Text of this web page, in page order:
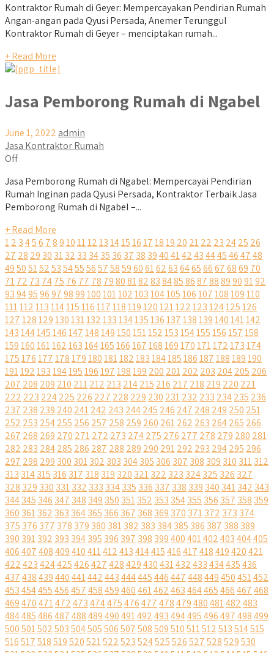
Kontraktor Rumah di Geyer: Mempercayakan Pendirian Rumah
Angan-angan pada Qyusi Persada, Anemer Terunggul
Kontraktor Rumah di Geyer – menciptakan rumah...
+ Read More
Jasa Pemborong Rumah di Ngabel
June 1, 2022 admin
Jasa Kontraktor Rumah
Off
Jasa Pemborong Rumah di Ngabel: Mempercayai Pendirian
Rumah Inginan pada Qyusi Persada, Kontraktor Terbaik Jasa
Pemborong Rumah di Ngabel –...
+ Read More
12 3456 78910111213141516171819 20 2122 23 2425 26
27 28 29 30 3132 33 3435 36 37 38 39404142434445464748
495051525354555657585960616263646566676869 70
7172 73 7475 76 77 78 7980818283848586878889909192
93949596979899100101102103104105106107108109110
111112113114115116117118119120121122123124125126
127128129130131132133134135136137138139140141142
143144145146147148149150151152153154155156157158
159160161162163164165166167168169170171172173174
175176177178179180181182183184185186187188189190
191192193194195196197198199 200 201202 203 204205 206
207 208 209 210 211212 213 214215 216 217 218 219 220 221
222 223 224225 226 227 228 229 230 231232 233 234235 236
237 238 239 240 241242 243 244245 246 247 248 249 250 251
252 253 254255 256 257 258 259 260 261262 263 264265 266
267 268 269 270 271272 273 274275 276 277 278 279 280 281
282 283 284285 286 287 288 289 290 291292 293 294295 296
297 298 299 300 301302 303 304305 306 307 308 309 310 311312
313 314315 316 317 318 319 320 321322 323 324325 326 327
328 329 330 331332 333 334335 336 337 338 339 340 341342 343
344345 346 347 348 349 350 351352 353 354355 356 357 358 359
360 361362 363 364365 366 367 368 369 370 371372 373 374
375 376 377 378 379 380 381382 383 384385 386 387 388 389
390 391392 393 394395 396 397 398 399400401402403404405
406407408409410411412413414415416417418419420421
422423424425426427428429430431432433434435436
437438439440441442443444445446447448449450451452
453454455456457458459460461462463464465466467468
469470471472473474475476477478479480481482483
484485486487488489490491492493494495496497498499
500501502503504505506507508509510511512513514515
516517518519520521522523524525526527528529530